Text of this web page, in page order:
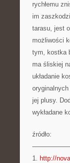
rychłemu
im
tarasu, jest
możliwości
tym, kostka
ma śliskiej
układanie
jej plusy.
wykładane
źródło:
1. http://